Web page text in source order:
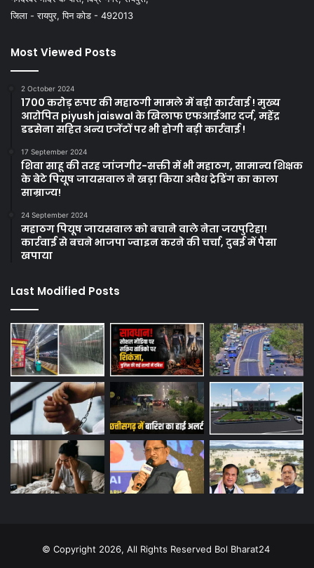
जिला - रायपुर, पिन कोड - 492013
Most Viewed Posts
2 October 2024
1700 करोड़ रुपए की महाठगी मामले में बड़ी कार्रवाई ! मुख्य
आरोपित piyush jaiswal के खिलाफ एफआईआर दर्ज, महेंद्र
डडसेना सहित अन्य एजेंटों पर भी होगी बड़ी कार्रवाई !
17 September 2024
शिवा साहू की तरह जांजगीर-सक्ती में भी महाठग, सामान्य शिक्षक
के बेटे पियूष जायसवाल ने खड़ा किया अवैध ट्रेडिंग का काला
साम्राज्य!
24 September 2024
महाठग पियूष जायसवाल को बचाने वाले नेता जयपुरिहा!
कार्रवाई से बचने भाजपा ज्वाइन करने की चर्चा, दुबई में पैसा
खपाया
Last Modified Posts
© Copyright 2026, All Rights Reserved Bol Bharat24